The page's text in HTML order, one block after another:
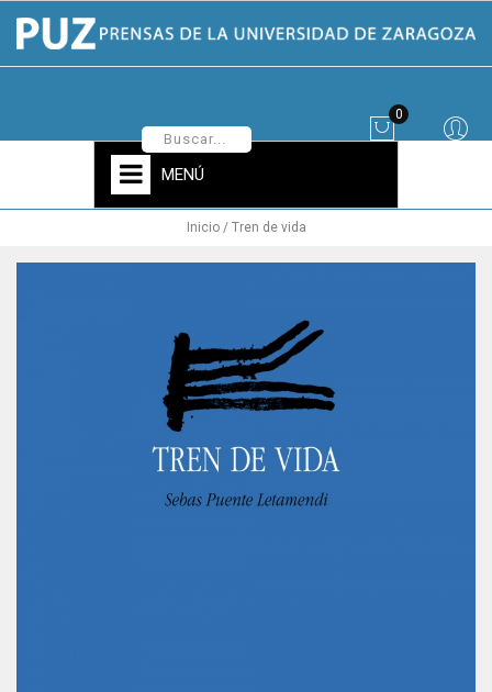
0
MENÚ
Inicio Tren de vida